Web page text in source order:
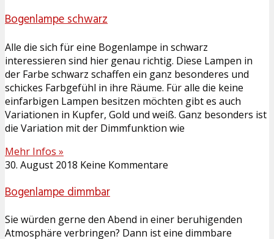
Bogenlampe schwarz
Alle die sich für eine Bogenlampe in schwarz
interessieren sind hier genau richtig. Diese Lampen in
der Farbe schwarz schaffen ein ganz besonderes und
schickes Farbgefühl in ihre Räume. Für alle die keine
einfarbigen Lampen besitzen möchten gibt es auch
Variationen in Kupfer, Gold und weiß. Ganz besonders ist
die Variation mit der Dimmfunktion wie
Mehr Infos »
30. August 2018 Keine Kommentare
Bogenlampe dimmbar
Sie würden gerne den Abend in einer beruhigenden
Atmosphäre verbringen? Dann ist eine dimmbare